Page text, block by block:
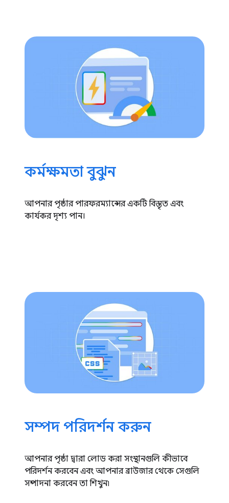
কর্মক্ষমতা বুঝুন
আপনার পৃষ্ঠার পারফরম্যান্সের একটি বিস্তৃত এবং
কার্যকর দৃশ্য পান।
সম্পদ পরিদর্শন করুন
আপনার পৃষ্ঠা দ্বারা লোড করা সংস্থানগুলি কীভাবে
পরিদর্শন করবেন এবং আপনার ব্রাউজার থেকে সেগুলি
সম্পাদনা করবেন তা শিখুন৷